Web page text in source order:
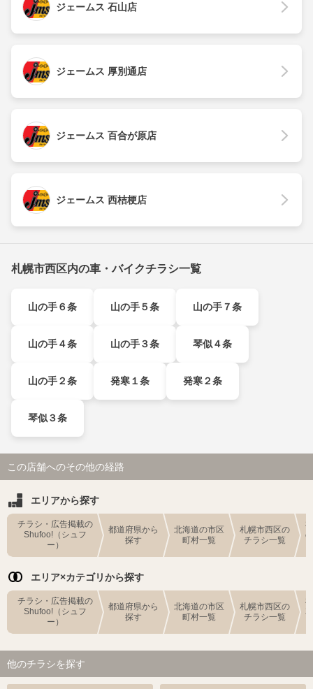
ジェームス 石山店
ジェームス 厚別通店
ジェームス 百合が原店
ジェームス 西桔梗店
札幌市西区内の車・バイクチラシ一覧
山の手６条 山の手５条 山の手７条
山の手４条 山の手３条 琴似４条
山の手２条 発寒１条 発寒２条
琴似３条
この店舗へのその他の経路
エリアから探す
チラシ・広告掲載の
Shufoo!（シュフ
ー）
都道府県から
探す
北海道の市区
町村一覧
札幌市西区の
チラシ一覧
エリア×カテゴリから探す
チラシ・広告掲載の
Shufoo!（シュフ
ー）
都道府県から
探す
北海道の市区
町村一覧
札幌市西区の
チラシ一覧
他のチラシを探す